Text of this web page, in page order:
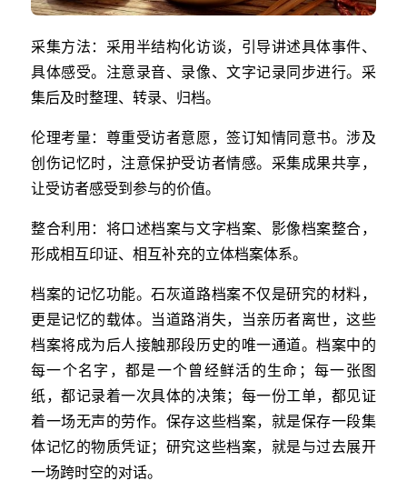
采集方法：采用半结构化访谈，引导讲述具体事件、
具体感受。注意录音、录像、文字记录同步进行。采
集后及时整理、转录、归档。
伦理考量：尊重受访者意愿，签订知情同意书。涉及
创伤记忆时，注意保护受访者情感。采集成果共享，
让受访者感受到参与的价值。
整合利用：将口述档案与文字档案、影像档案整合，
形成相互印证、相互补充的立体档案体系。
档案的记忆功能。石灰道路档案不仅是研究的材料，
更是记忆的载体。当道路消失，当亲历者离世，这些
档案将成为后人接触那段历史的唯一通道。档案中的
每一个名字，都是一个曾经鲜活的生命；每一张图
纸，都记录着一次具体的决策；每一份工单，都见证
着一场无声的劳作。保存这些档案，就是保存一段集
体记忆的物质凭证；研究这些档案，就是与过去展开
一场跨时空的对话。